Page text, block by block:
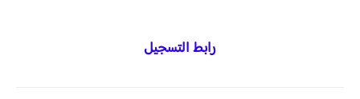
رابط التسجيل